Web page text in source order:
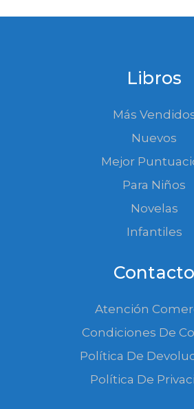
Libros
Más
Nuevos
Mejor
Para Niños
Novelas
Infantiles
Contacto
Atención
Condiciones De
Política De
Política De